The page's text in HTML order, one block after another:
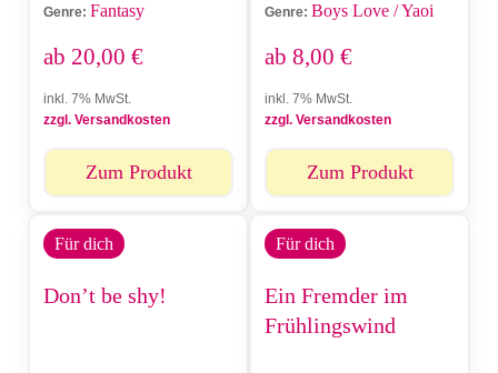
Genre: Fantasy
ab 20,00 €
inkl. 7% MwSt.
zzgl. Versandkosten
Zum Produkt
Genre: Boys Love / Yaoi
ab 8,00 €
inkl. 7% MwSt.
zzgl. Versandkosten
Zum Produkt
Für dich
Don’t be shy!
Für dich
Ein Fremder im
Frühlingswind